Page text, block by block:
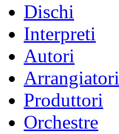
Dischi
Interpreti
Autori
Arrangiatori
Produttori
Orchestre